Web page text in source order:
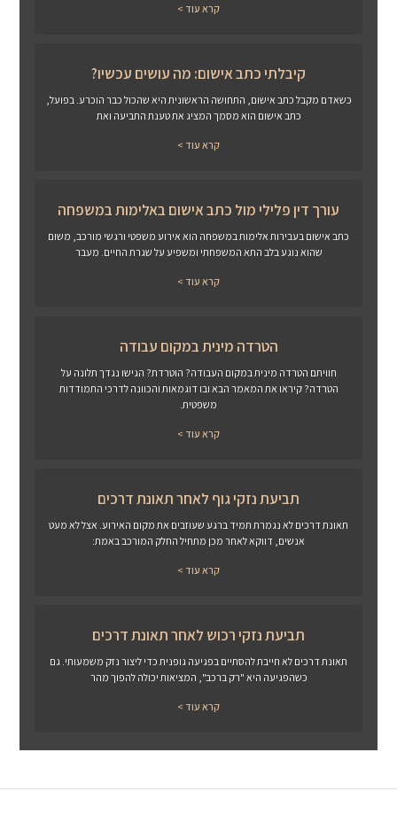
קרא עוד >
קיבלתי כתב אישום: מה עושים עכשיו?
כשאדם מקבל כתב אישום, התחושה הראשונית היא שהכול כבר הוכרע. בפועל,
כתב אישום הוא מסמך המציג את טענת התביעה ואת
קרא עוד >
עורך דין פלילי מול כתב אישום באלימות במשפחה
כתב אישום בעבירות אלימות במשפחה הוא אירוע משפטי ורגשי מורכב, משום
שהוא נוגע בלב התא המשפחתי ומשפיע על שגרת החיים. מעבר
קרא עוד >
הטרדה מינית במקום עבודה
חוויתם הטרדה מינית במקום העבודה? הוטרדת? הגישו נגדך תלונה על
הטרדה? קיראו את המאמר הבא ובו דוגמאות והכוונה לדרכי התמודדות
משפטית.
קרא עוד >
תביעת נזקי גוף לאחר תאונת דרכים
תאונת דרכים לא נגמרת תמיד ברגע שעוזבים את מקום האירוע. אצל לא מעט
אנשים, דווקא לאחר מכן מתחיל החלק המורכב באמת:
קרא עוד >
תביעת נזקי רכוש לאחר תאונת דרכים
תאונת דרכים לא חייבת להסתיים בפגיעה גופנית כדי ליצור נזק משמעותי. גם
כשהפגיעה היא "רק ברכב", המציאות יכולה להפוך מהר
קרא עוד >